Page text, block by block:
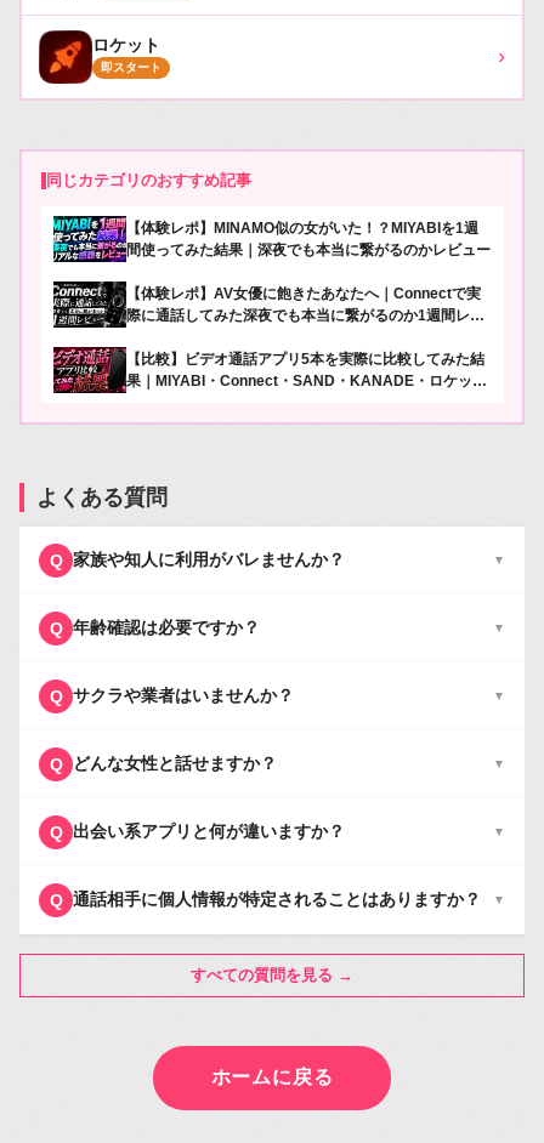
ロケット
即スタート ›
同じカテゴリのおすすめ記事
【体験レポ】MINAMO似の女がいた！？MIYABIを1週
間使ってみた結果｜深夜でも本当に繋がるのかレビュー
【体験レポ】AV女優に飽きたあなたへ｜Connectで実
際に通話してみた深夜でも本当に繋がるのか1週間レビ
【比較】ビデオ通話アプリ5本を実際に比較してみた結
果｜MIYABI・Connect・SAND・KANADE・ロケット
よくある質問
Q 家族や知人に利用がバレませんか？ ▼
Q 年齢確認は必要ですか？ ▼
Q サクラや業者はいませんか？ ▼
Q どんな女性と話せますか？ ▼
Q 出会い系アプリと何が違いますか？ ▼
Q 通話相手に個人情報が特定されることはありますか？ ▼
すべての質問を見る →
ホームに戻る